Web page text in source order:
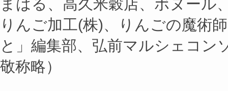
まはる、高久米穀店、ボヌール
りんご加工(株)、りんごの魔術
と」編集部、弘前マルシェコン
敬称略）